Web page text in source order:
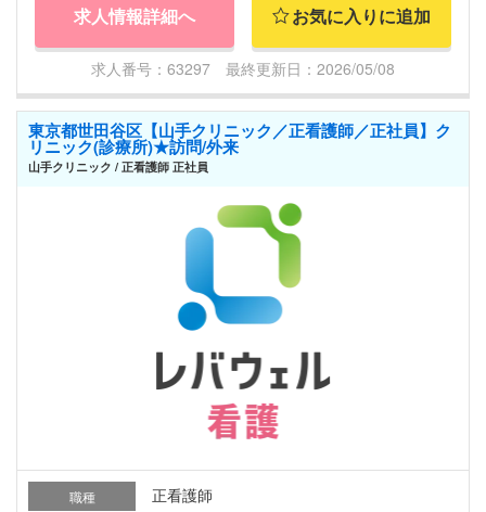
求人情報詳細へ お気に入りに追加
求人番号：63297 最終更新日：2026/05/08
東京都世田谷区【山手クリニック／正看護師／正社員】ク
リニック(診療所)★訪問/外来
山手クリニック / 正看護師 正社員
職種 正看護師